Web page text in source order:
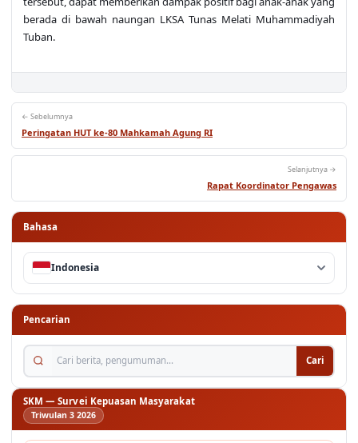
berada di bawah naungan LKSA Tunas Melati Muhammadiyah
Tuban.
← Sebelumnya
Peringatan HUT ke-80 Mahkamah Agung RI
Selanjutnya →
Rapat Koordinator Pengawas
Bahasa
Indonesia
Pencarian
Cari berita, pengumuman...
Cari
SKM — Survei Kepuasan Masyarakat
Triwulan 3 2026